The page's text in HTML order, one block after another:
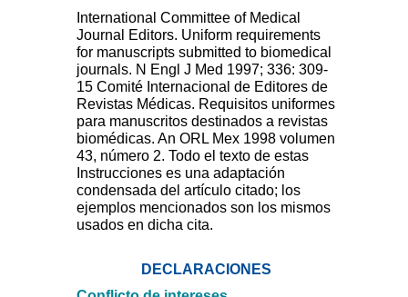
International Committee of Medical
Journal Editors. Uniform requirements
for manuscripts submitted to biomedical
journals. N Engl J Med 1997; 336: 309-
15 Comité Internacional de Editores de
Revistas Médicas. Requisitos uniformes
para manuscritos destinados a revistas
biomédicas. An ORL Mex 1998 volumen
43, número 2. Todo el texto de estas
Instrucciones es una adaptación
condensada del artículo citado; los
ejemplos mencionados son los mismos
usados en dicha cita.
DECLARACIONES